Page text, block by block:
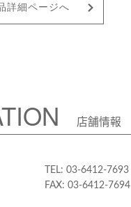
詳細ページへ
店舗情報
TEL: 03-6412-7693
FAX: 03-6412-7694